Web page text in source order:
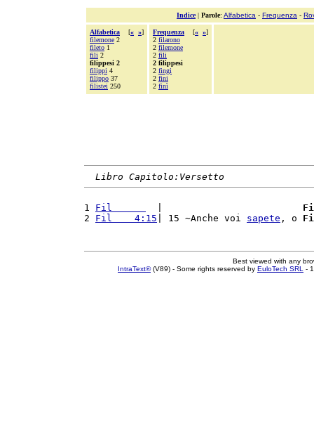
Indice| Parole: Alfabetica - Frequenza -
Alfabetica [« »]
filemone 2
fileto 1
fili 2
filippesi 2
filippi 4
filippo 37
filistei 250
Frequenza [« »]
2 filarono
2 filemone
2 fili
2 filippesi
2 fingi
2 fini
2 finì
Libro Capitolo:Versetto
1 Fil
2 Fil    4:15 | 15 ~Anche voi sapete , o
Best viewed with any
IntraText®(V89) - Some rights reserved by EuloTech SRL -